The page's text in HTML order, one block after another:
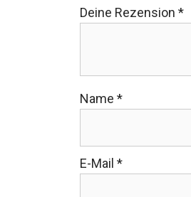
Deine Rezension *
Name *
E-Mail *